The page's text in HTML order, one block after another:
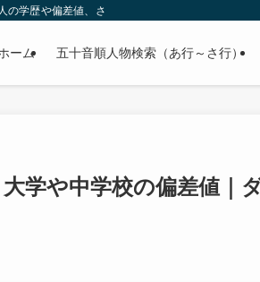
学歴や偏差値、さらに政治家やスポーツ選手な
ーム 五十音順人物検索（あ行～さ行）
学や中学校の偏差値｜